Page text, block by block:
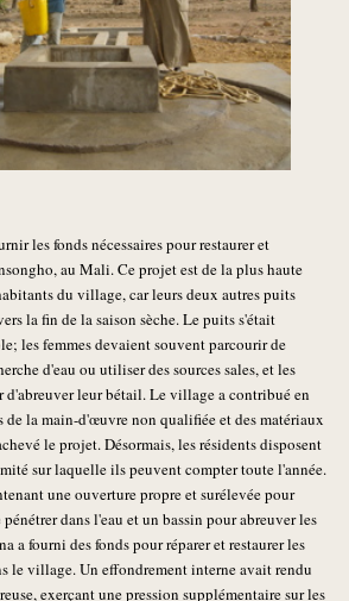
les fonds nécessaires pour restaurer et
au Mali. Ce projet est de la plus haute
du village, car leurs deux autres puits
la fin de la saison sèche. Le puits s'était
les femmes devaient souvent parcourir de
d'eau ou utiliser des sources sales, et les
d'abreuver leur bétail. Le village a contribué en
de la main-d'œuvre non qualifiée et des matériaux
le projet. Désormais, les résidents disposent
sur laquelle ils peuvent compter toute l'année.
une ouverture propre et surélevée pour
dans l'eau et un bassin pour abreuver les
a fourni des fonds pour réparer et restaurer les
le village. Un effondrement interne avait rendu
exerçant une pression supplémentaire sur les